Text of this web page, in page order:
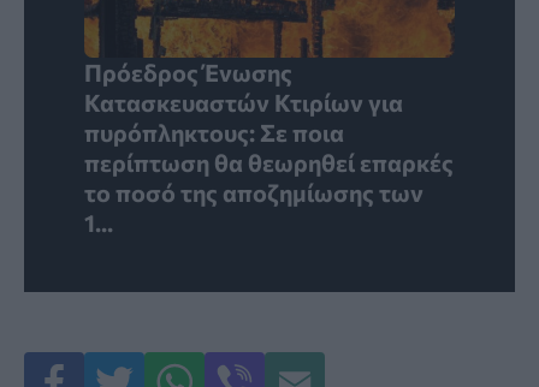
Πρόεδρος Ένωσης
Κατασκευαστών Κτιρίων για
πυρόπληκτους: Σε ποια
περίπτωση θα θεωρηθεί επαρκές
το ποσό της αποζημίωσης των
1...